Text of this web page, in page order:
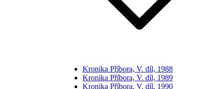
Kronika Příbora, V. díl, 1988
Kronika Příbora, V. díl, 1989
Kronika Příbora, V. díl, 1990